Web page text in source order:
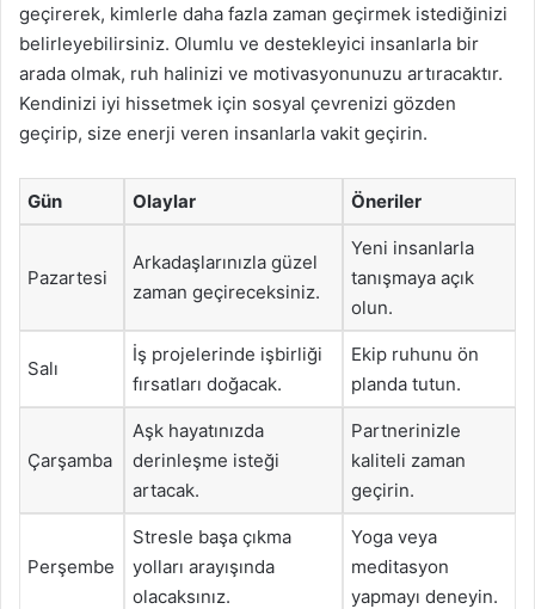
geçirerek, kimlerle daha fazla zaman geçirmek istediğinizi
belirleyebilirsiniz. Olumlu ve destekleyici insanlarla bir
arada olmak, ruh halinizi ve motivasyonunuzu artıracaktır.
Kendinizi iyi hissetmek için sosyal çevrenizi gözden
geçirip, size enerji veren insanlarla vakit geçirin.
Gün Olaylar Öneriler
Pazartesi
Arkadaşlarınızla güzel
zaman geçireceksiniz.
Yeni insanlarla
tanışmaya açık
olun.
Salı
İş projelerinde işbirliği
fırsatları doğacak.
Ekip ruhunu ön
planda tutun.
Çarşamba
Aşk hayatınızda
derinleşme isteği
artacak.
Partnerinizle
kaliteli zaman
geçirin.
Perşembe
Stresle başa çıkma
yolları arayışında
olacaksınız.
Yoga veya
meditasyon
yapmayı deneyin.